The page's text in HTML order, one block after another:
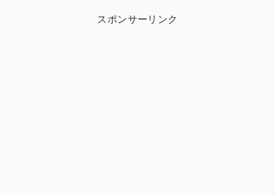
スポンサーリンク